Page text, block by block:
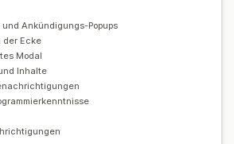
Ankündigungs-Popups
der Ecke
Modal
Inhalte